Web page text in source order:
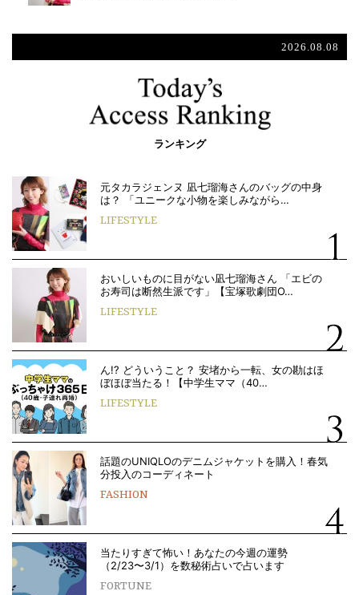
2026.08.08
ランキング
元タカラジェンヌ 凪七瑠海さんのバッグの中身
は？ 「ユニークな小物を楽しみながら…
LIFESTYLE
おいしいものに目がない凪七瑠海さん 「エビの
お寿司は断然生派です」【宝塚歌劇団O…
LIFESTYLE
ん!? どういうこと？ 安堵から一転、女の勘はほ
ぼほぼ当たる！【中学生ママ（40…
LIFESTYLE
話題のUNIQLOのデニムジャケットを購入！春気
分投入のコーディネート
FASHION
当たりすぎて怖い！あなたの今週の運勢
（2/23〜3/1）を数秘術占いで占います
FORTUNE